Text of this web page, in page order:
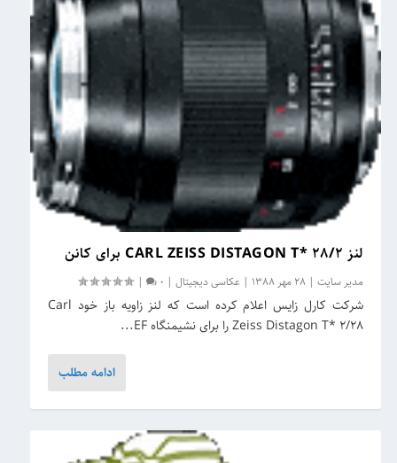
لنز CARL ZEISS DISTAGON T* 28/2 برای کانن
مدیر سایت |28 مهر 1388 |عکاسی دیجیتال |
0
|
شرکت کارل زایس اعلام کرده است که لنز زاویه باز خود Carl
Zeiss Distagon T* 2/28 را برای نشیمنگاه EF...
ادامه مطلب